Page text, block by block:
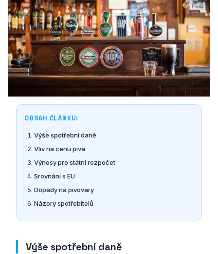
OBSAH ČLÁNKU:
Výše spotřební daně
Vliv na cenu piva
Výnosy pro státní rozpočet
Srovnání s EU
Dopady na pivovary
Názory spotřebitelů
Výše spotřební daně